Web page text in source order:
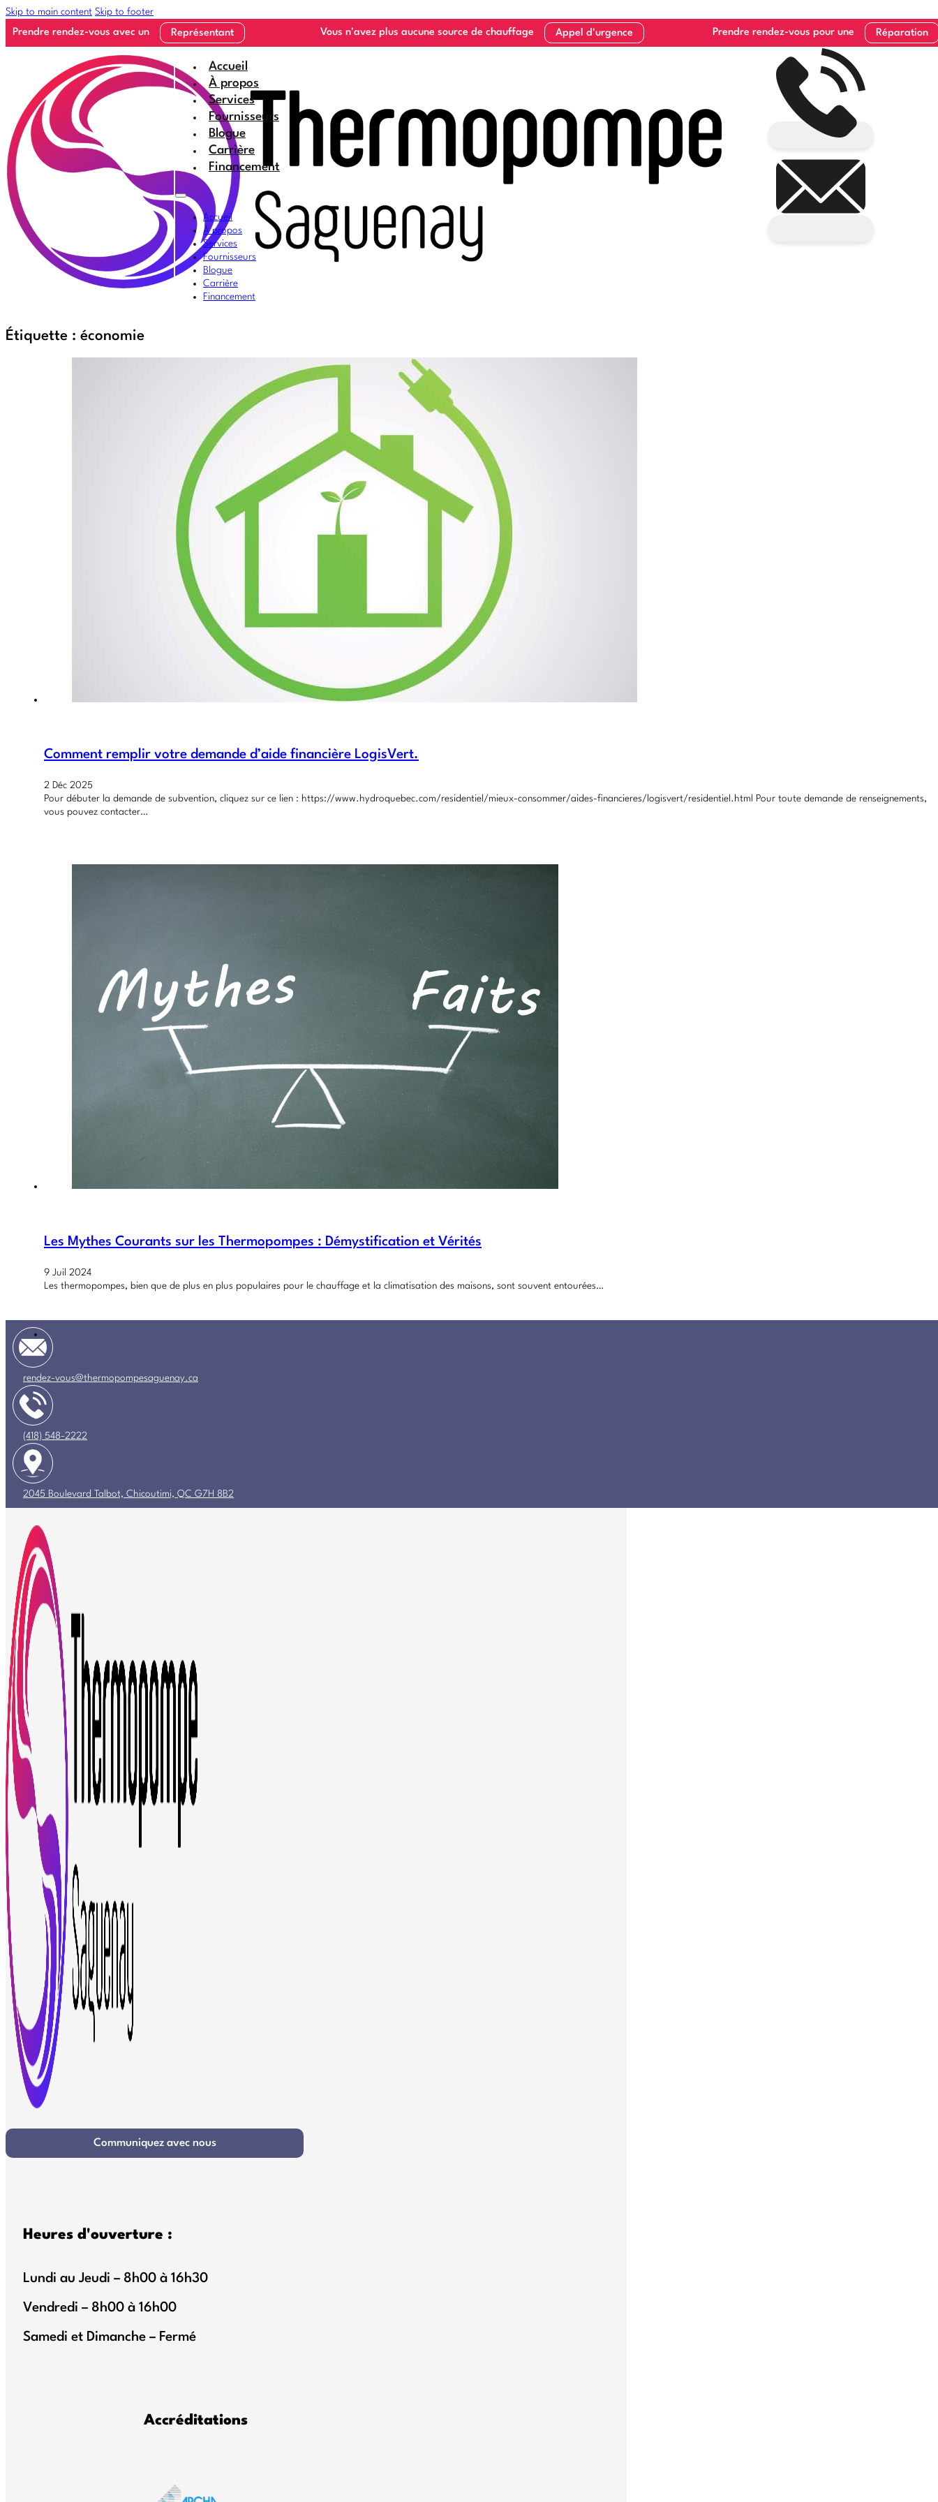
Skip to main content Skip to footer
Prendre rendez-vous avec un Représentant Vous n'avez plus aucune source de chauffage Appel d'urgence Prendre rendez-vous pour une Réparation
Accueil
À propos
Services
Fournisseurs
Blogue
Carrière
Financement
Accueil
À propos
Services
Fournisseurs
Blogue
Carrière
Financement
Étiquette : économie
Comment remplir votre demande d’aide financière LogisVert.
2 Déc 2025
Pour débuter la demande de subvention, cliquez sur ce lien : https://www.hydroquebec.com/residentiel/mieux-consommer/aides-financieres/logisvert/residentiel.html Pour toute demande de renseignements,
vous pouvez contacter…
Les Mythes Courants sur les Thermopompes : Démystification et Vérités
9 Juil 2024
Les thermopompes, bien que de plus en plus populaires pour le chauffage et la climatisation des maisons, sont souvent entourées…
rendez-vous@thermopompesaguenay.ca
(418) 548-2222
2045 Boulevard Talbot, Chicoutimi, QC G7H 8B2
Communiquez avec nous
Heures d'ouverture :
Lundi au Jeudi – 8h00 à 16h30
Vendredi – 8h00 à 16h00
Samedi et Dimanche – Fermé
Accréditations